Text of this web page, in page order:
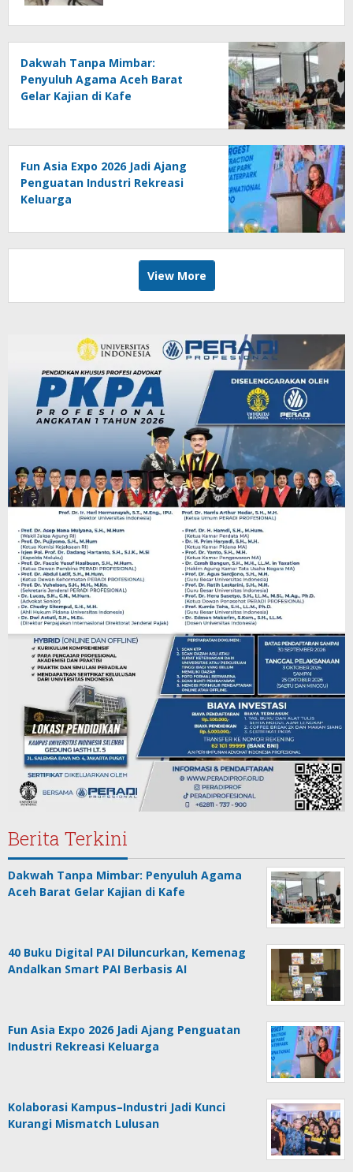
Dakwah Tanpa Mimbar:
Penyuluh Agama Aceh Barat
Gelar Kajian di Kafe
Fun Asia Expo 2026 Jadi Ajang
Penguatan Industri Rekreasi
Keluarga
View More
Berita Terkini
Dakwah Tanpa Mimbar: Penyuluh Agama
Aceh Barat Gelar Kajian di Kafe
40 Buku Digital PAI Diluncurkan, Kemenag
Andalkan Smart PAI Berbasis AI
Fun Asia Expo 2026 Jadi Ajang Penguatan
Industri Rekreasi Keluarga
Kolaborasi Kampus–Industri Jadi Kunci
Kurangi Mismatch Lulusan